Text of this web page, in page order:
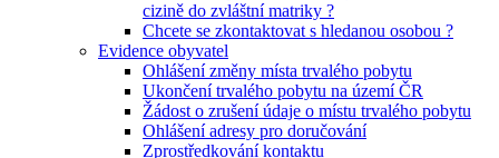
cizině do zvláštní matriky ?
Chcete se zkontaktovat s hledanou osobou ?
Evidence obyvatel
Ohlášení změny místa trvalého pobytu
Ukončení trvalého pobytu na území ČR
Žádost o zrušení údaje o místu trvalého pobytu
Ohlášení adresy pro doručování
Zprostředkování kontaktu